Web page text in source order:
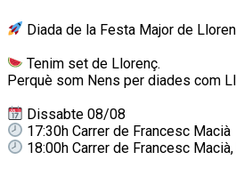
Diada de la Festa Major de
Tenim set de Llorenç.
Perquè som Nens per diades com
Dissabte 08/08
17:30h Carrer de Francesc Macià
18:00h Carrer de Francesc